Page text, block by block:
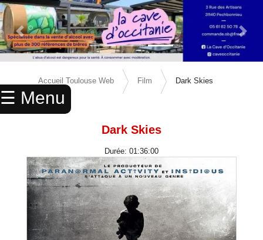
☰ Menu
× ACCUEIL
ANNUAIRE
CINEMA
ENFANTS
SPORTS
Previous Slide Next
Accueil Toulouse Web Film Dark Skies
Dark Skies
Durée: 01:36:00